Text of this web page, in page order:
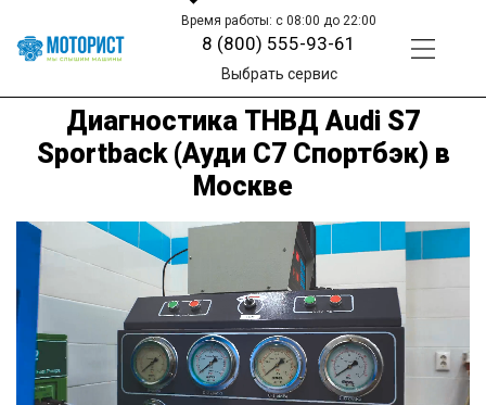
Время работы: с 08:00 до 22:00
8 (800) 555-93-61
Выбрать сервис
Диагностика ТНВД Audi S7
Sportback (Ауди С7 Спортбэк) в
Москве